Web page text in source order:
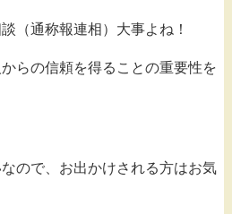
（通称報連相）大事よね！
らの信頼を得ることの重要性を
ので、お出かけされる方はお気